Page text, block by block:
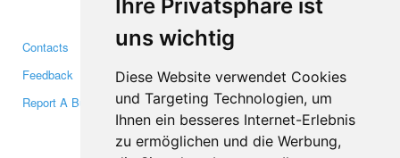
Ihre Privatsphäre ist
uns wichtig
Diese Website verwendet Cookies
und Targeting Technologien, um
Ihnen ein besseres Internet-Erlebnis
zu ermöglichen und die Werbung,
Media
Contacts
Feedback
Report A Bug
Facebook
Twitter
YouTube
Google+